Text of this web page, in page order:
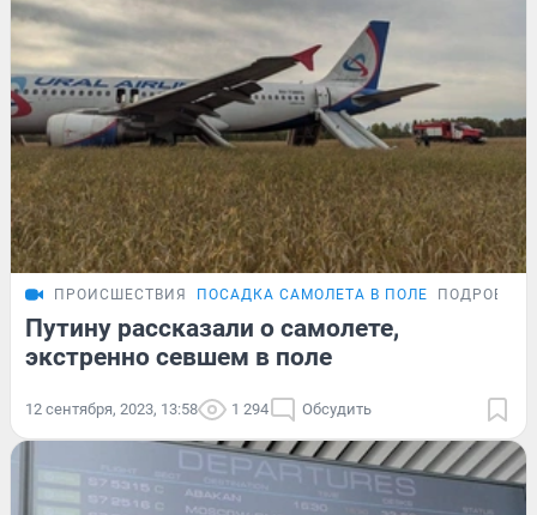
ПРОИСШЕСТВИЯ ПОСАДКА САМОЛЕТА В ПОЛЕ
Путину рассказали о самолете,
экстренно севшем в поле
12 сентября, 2023, 13:58 1 294 Обсудить